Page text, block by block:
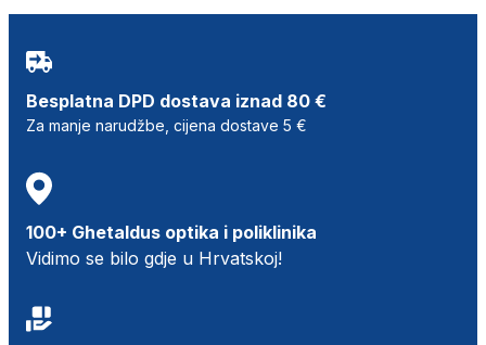
Besplatna DPD dostava iznad 80 €
Za manje narudžbe, cijena dostave 5 €
100+ Ghetaldus optika i poliklinika
Vidimo se bilo gdje u Hrvatskoj!